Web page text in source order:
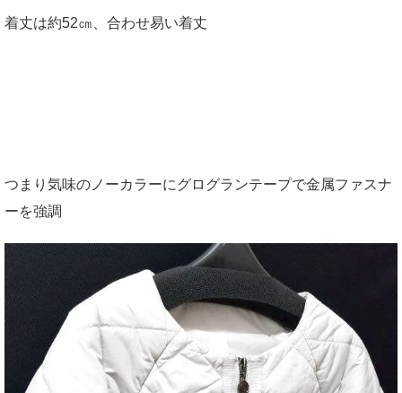
着丈は約52㎝、合わせ易い着丈
つまり気味のノーカラーにグログランテープで金属ファスナ
ーを強調